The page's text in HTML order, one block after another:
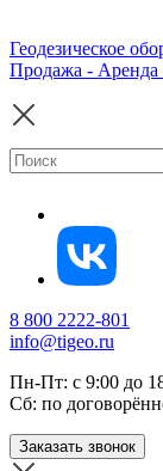
Геодезическое
Продажа -
8 800 2222-801
info@tigeo.ru
Пн-Пт: с 9:00 до
Сб: по
Заказать звонок